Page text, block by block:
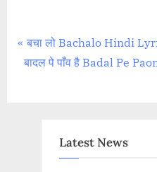
Post
navigation
P
r
बचा लो Bachalo Hindi
N
बादल पे पाँव है Badal Pe
Latest News